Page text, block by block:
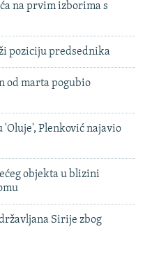
na prvim izborima s
poziciju predsednika
od marta pogubio
Plenković najavio
objekta u blizini
Sirije zbog